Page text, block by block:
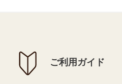
ご利用ガイド